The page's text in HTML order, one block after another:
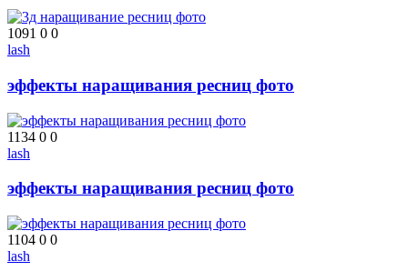
1091 0 0
lash
эффекты наращивания ресниц фото
1134 0 0
lash
эффекты наращивания ресниц фото
1104 0 0
lash